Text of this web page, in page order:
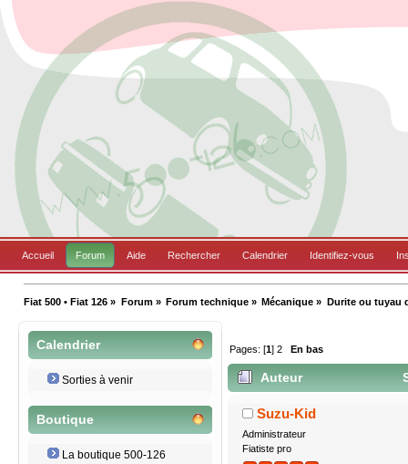
Accueil Forum Aide Rechercher Calendrier Identifiez-vous
Fiat 500 • Fiat 126 » Forum» Forum technique» Mécanique » Durite ou tuyau
Calendrier
Sorties à venir
Boutique
La boutique 500-126
Pages: [1]2 En bas
Auteur
Suzu-Kid
Administrateur
Fiatiste pro